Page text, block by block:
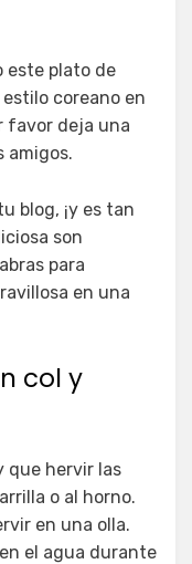
este plato de
coreano en
favor deja una
amigos.
blog, ¡y es tan
son
para
en una
col y
que hervir las
o al horno.
en una olla.
el agua durante